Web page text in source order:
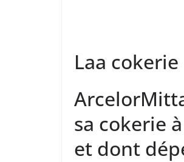
Laa
sa cokerie
et dont